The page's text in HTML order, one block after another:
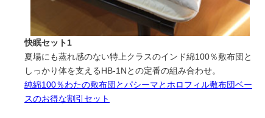
快眠セット1
夏場にも蒸れ感のない特上クラスのインド綿100％敷布団と
しっかり体を支えるHB-1Nとの定番の組み合わせ。
純綿100％わたの敷布団とパシーマとホロフィル敷布団ベー
スのお得な割引セット